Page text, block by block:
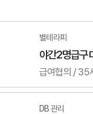
별테라피
야간2명급구
급여협의 / 35
DB 관리